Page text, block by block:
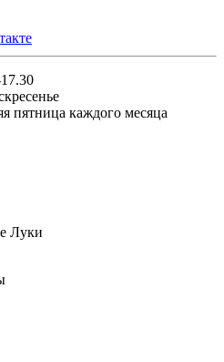
пятница каждого месяца
Луки